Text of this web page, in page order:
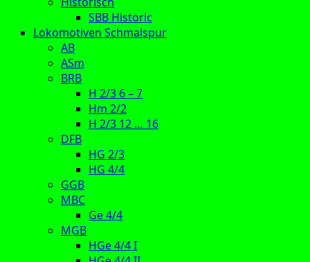
SBB Historic
Lokomotiven Schmalspur
AB
ASm
BRB
H 2/3 6 – 7
Hm 2/2
H 2/3 12 … 16
DFB
HG 2/3
HG 4/4
GGB
MBC
Ge 4/4
MGB
HGe 4/4 I